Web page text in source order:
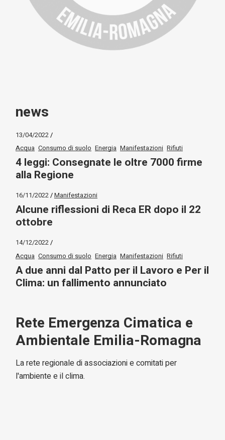
news
13/04/2022
Acqua Consumo di suolo Energia Manifestazioni Rifiuti
4 leggi: Consegnate le oltre 7000 firme
alla Regione
16/11/2022 Manifestazioni
Alcune riflessioni di Reca ER dopo il 22
ottobre
14/12/2022
Acqua Consumo di suolo Energia Manifestazioni Rifiuti
A due anni dal Patto per il Lavoro e Per il
Clima: un fallimento annunciato
Rete Emergenza Cimatica e
Ambientale Emilia-Romagna
La rete regionale di associazioni e comitati per
l'ambiente e il clima.